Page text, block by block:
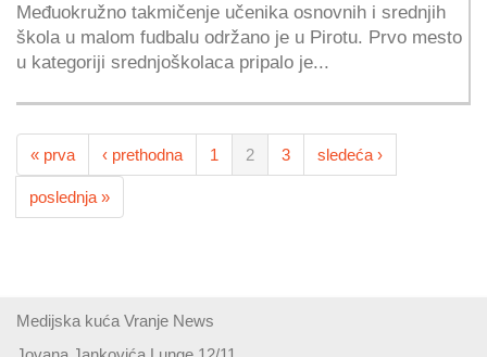
Međuokružno takmičenje učenika osnovnih i srednjih
škola u malom fudbalu održano je u Pirotu. Prvo mesto
u kategoriji srednjoškolaca pripalo je...
« prva ‹ prethodna 1 2 3 sledeća ›
poslednja »
Medijska kuća Vranje News